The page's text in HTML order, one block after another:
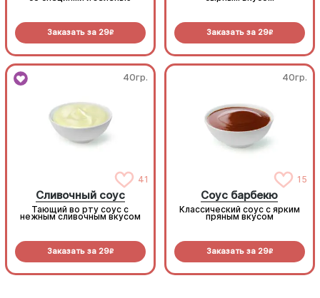
Заказать за 29R Заказать за 29R
40гр.
41
Сливочный соус
Тающий во рту соус с
нежным сливочным вкусом
Заказать за 29R
40гр.
15
Соус барбекю
Классический соус с ярким
пряным вкусом
Заказать за 29R